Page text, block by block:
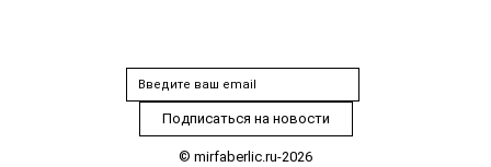
© mirfaberlic.ru-2026